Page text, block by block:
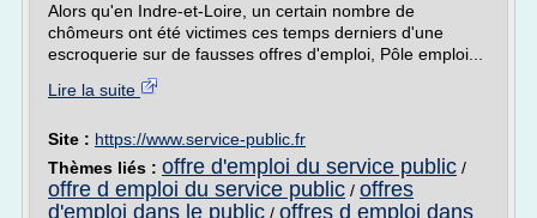
Alors qu'en Indre-et-Loire, un certain nombre de
chômeurs ont été victimes ces temps derniers d'une
escroquerie sur de fausses offres d'emploi, Pôle emploi...
Lire la suite
Site : https://www.service-public.fr
Thèmes liés : offre d'emploi du service public /
offre d emploi du service public / offres
d'emploi dans le public / offres d emploi dans